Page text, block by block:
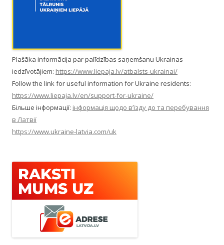
Plašāka informācija par palīdzības saņemšanu Ukrainas
iedzīvotājiem: https://www.liepaja.lv/atbalsts-ukrainai/
Follow the link for useful information for Ukraine residents:
https://www.liepaja.lv/en/support-for-ukraine/
Більше інформації: інформація щодо в’їзду до та перебування
в Латвії
https://www.ukraine-latvia.com/uk